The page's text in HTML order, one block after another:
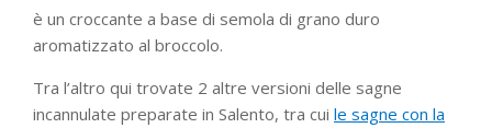
è un croccante a base di semola di grano duro
aromatizzato al broccolo.
Tra l’altro qui trovate 2 altre versioni delle sagne
incannulate preparate in Salento, tra cui le sagne con la